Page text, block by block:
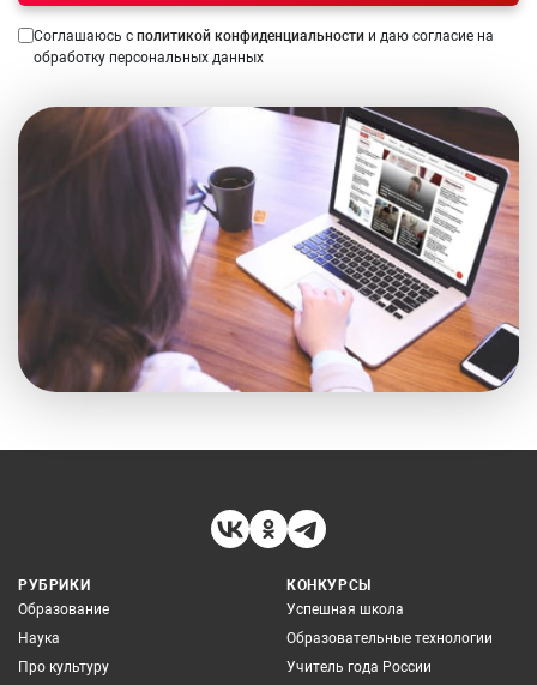
Соглашаюсь с политикой конфиденциальности и даю согласие на
обработку персональных данных
РУБРИКИ
Образование
Наука
Про культуру
КОНКУРСЫ
Успешная школа
Образовательные технологии
Учитель года России